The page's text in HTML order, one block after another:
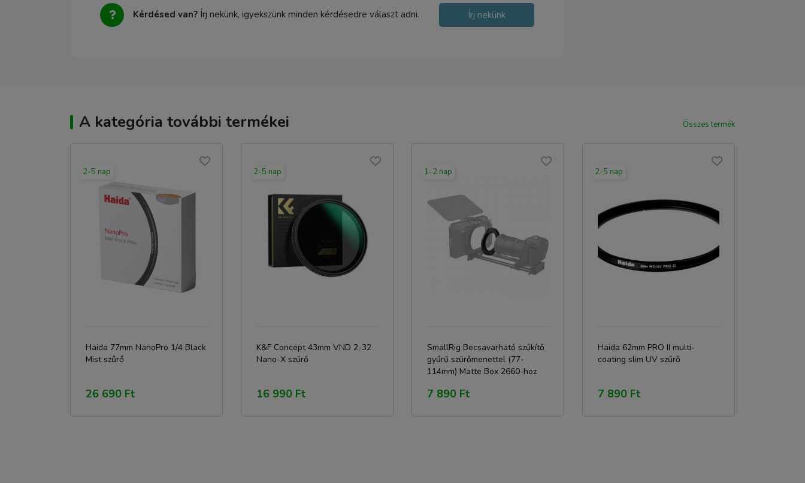
Kérdésed van? Írj nekünk, igyekszünk minden kérdésedre választ adni. Írj nekünk
A kategória további termékei Összes termék
2-5 nap
Haida 77mm NanoPro 1/4 Black
Mist szűrő
26 690 Ft
2-5 nap
K&F Concept 43mm VND 2-32
Nano-X szűrő
16 990 Ft
1-2 nap
SmallRig Becsavarható szűkítő
gyűrű szűrőmenettel (77-
114mm) Matte Box 2660-hoz
7 890 Ft
2-5 nap
Haida 62mm PRO II multi-
coating slim UV szűrő
7 890 Ft